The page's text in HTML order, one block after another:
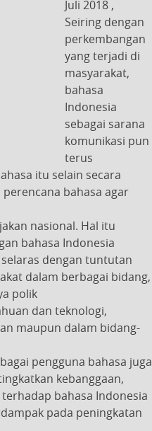
Juli 2018 ,
Seiring dengan
perkembangan
yang terjadi di
masyarakat,
bahasa
Indonesia
sebagai sarana
komunikasi pun
terus
itu selain secara
bahasa agar
nasional. Hal itu
bahasa Indonesia
dengan tuntutan
dalam berbagai bidang,
polik
dan teknologi,
maupun dalam bidang-
pengguna bahasa juga
kebanggaan,
bahasa Indonesia
pada peningkatan